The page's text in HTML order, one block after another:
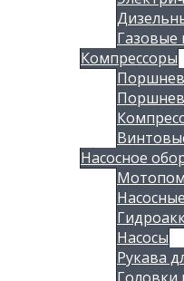
Газовые
Компрессоры
Насосное
Насосы
Рукава